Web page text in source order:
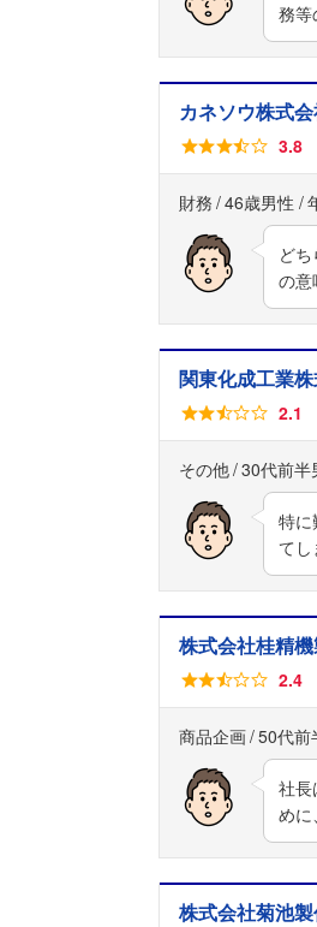
務
カネソウ株式
3.8
財務 46歳男性
ど
の
関東化成工業
2.1
その他 30代前半
特に
て
株式会社桂精
2.4
商品企画 50代前
社長
め
株式会社菊池